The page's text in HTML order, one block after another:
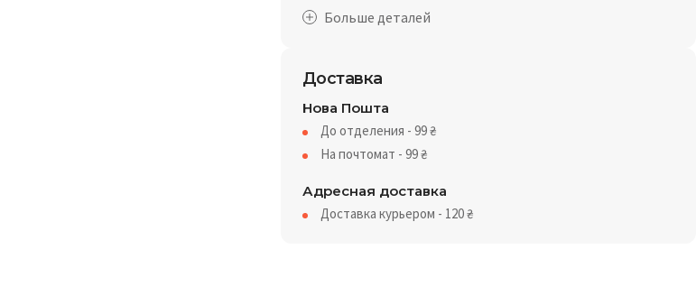
Доставка
Нова Пошта
До отделения - 99₴
На почтомат - 99₴
Адресная доставка
Доставка курьером - 120₴